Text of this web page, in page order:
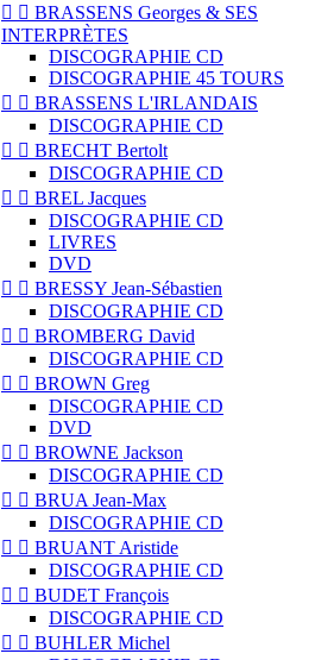
  BRASSENS Georges & SES
INTERPRÈTES
DISCOGRAPHIE CD
DISCOGRAPHIE 45 TOURS
  BRASSENS L'IRLANDAIS
DISCOGRAPHIE CD
  BRECHT Bertolt
DISCOGRAPHIE CD
  BREL Jacques
DISCOGRAPHIE CD
LIVRES
DVD
  BRESSY Jean-Sébastien
DISCOGRAPHIE CD
  BROMBERG David
DISCOGRAPHIE CD
  BROWN Greg
DISCOGRAPHIE CD
DVD
  BROWNE Jackson
DISCOGRAPHIE CD
  BRUA Jean-Max
DISCOGRAPHIE CD
  BRUANT Aristide
DISCOGRAPHIE CD
  BUDET François
DISCOGRAPHIE CD
  BUHLER Michel